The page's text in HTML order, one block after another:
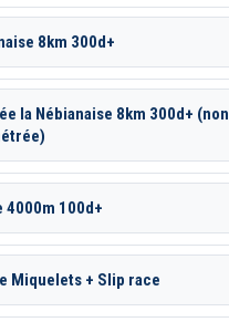
8km 300d+
la Nébianaise 8km 300d+ (non
4000m 100d+
Miquelets + Slip race